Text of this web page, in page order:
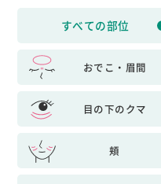
すべての部位
おでこ・眉間
目の下のクマ
頬